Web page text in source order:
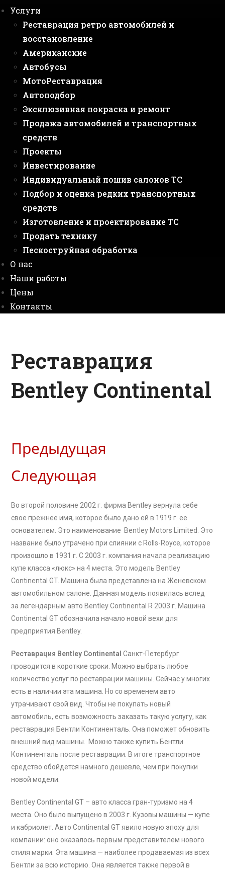
Услуги
Реставрация ретро автомобилей и
восстановление
Американские
Автобусы
МотоРеставрация
Автоподбор
Эксклюзивная покраска и ремонт
Продажа автомобилей и транспортных
средств
Проекты
Инвестирование
Индивидуальный пошив салонов ТС
Подбор и оценка редких транспортных
средств
Изготовление и проектирование ТС
Продать технику
Пескоструйная обработка
О нас
Наши работы
Цены
Контакты
Реставрация
Bentley Continental
Предыдущая
Следующая
Во второй половине 2002 г. фирма Bentley вернула себе
свое прежнее имя, которое было дано ей в 1919 г. ее
основателем. Это наименование Bentley Motors Limited. Это
название было утрачено при слиянии с Rolls-Royce, которое
произошло в 1931 г. С 2003 г. компания начала реализацию
купе класса «люкс» на 4 места. Это модель Bentley
Continental GT. Машина была представлена на Женевском
автомобильном салоне. Данная модель появилась вслед
за легендарным авто Bentley Continental R 2003 г. Машина
Continental GT обозначила начало новой вехи для
предприятия Bentley.
Реставрация Bentley ContinentalСанкт-Петербург
проводится в короткие сроки. Можно выбрать любое
количество услуг по реставрации машины. Сейчас у многих
есть в наличии эта машина. Но со временем авто
утрачивают свой вид. Чтобы не покупать новый
автомобиль, есть возможность заказать такую услугу, как
реставрация Бентли Континенталь. Она поможет обновить
внешний вид машины. Можно также купить Бентли
Континенталь после реставрации. В итоге транспортное
средство обойдется намного дешевле, чем при покупки
новой модели.
Bentley Continental GT – авто класса гран-туризмо на 4
места. Оно было выпущено в 2003 г. Кузовы машины — купе
и кабриолет. Авто Continental GT явило новую эпоху для
компании: оно оказалось первым представителем нового
стиля марки. Эта машина — наиболее продаваемая из всех
Бентли за всю историю. Она является также первой в